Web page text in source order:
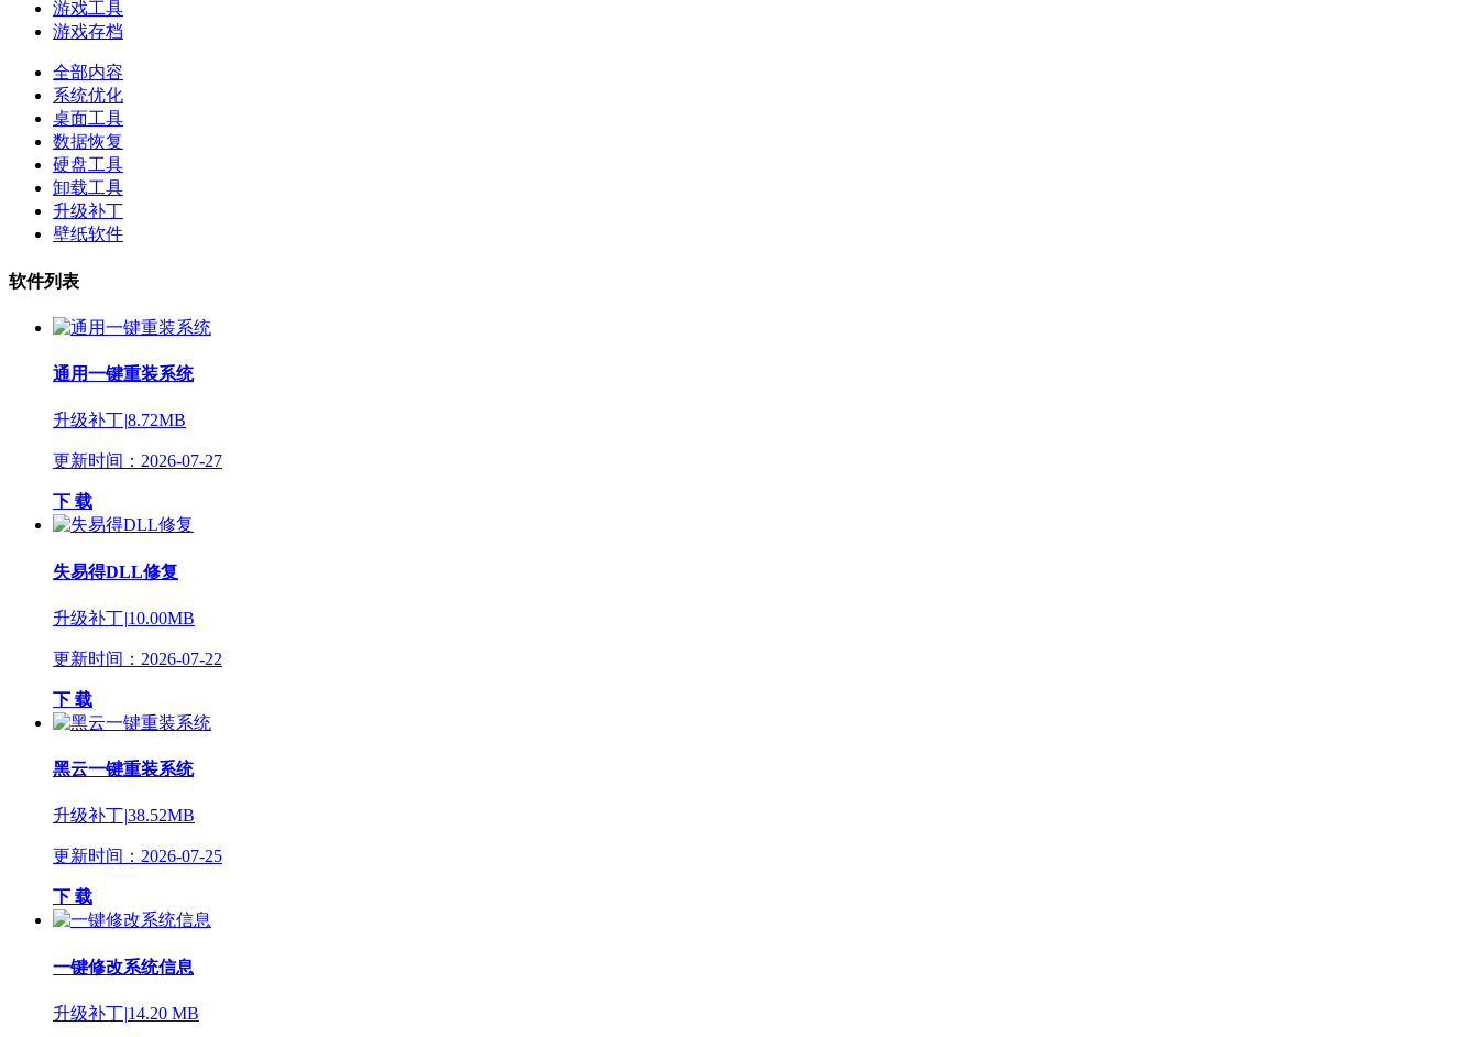
游戏工具
游戏存档
全部内容
系统优化
桌面工具
数据恢复
硬盘工具
卸载工具
升级补丁
壁纸软件
软件列表
通用一键重装系统
升级补丁|8.72MB
更新时间：2026-07-27
下 载
失易得DLL修复
升级补丁|10.00MB
更新时间：2026-07-22
下 载
黑云一键重装系统
升级补丁|38.52MB
更新时间：2026-07-25
下 载
一键修改系统信息
升级补丁|14.20 MB